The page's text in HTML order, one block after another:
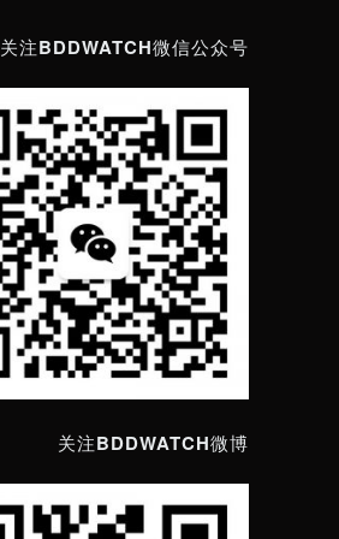
关注BDDWATCH微信公众号
关注BDDWATCH微博